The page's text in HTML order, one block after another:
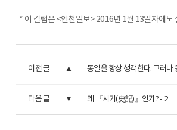
* 이 칼럼은 <인천일보> 2016년 1월 13일자에도
이전 글 통일을 항상 생각한다. 그러나
다음 글 왜 『사기(史記)』인가? - 2